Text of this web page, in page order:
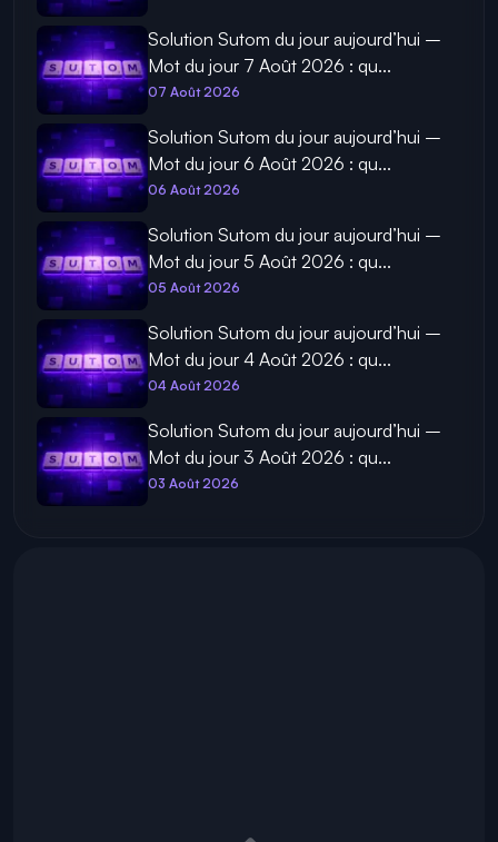
Solution Sutom du jour aujourd’hui –
Mot du jour 7 Août 2026 : qu...
07 Août 2026
Solution Sutom du jour aujourd’hui –
Mot du jour 6 Août 2026 : qu...
06 Août 2026
Solution Sutom du jour aujourd’hui –
Mot du jour 5 Août 2026 : qu...
05 Août 2026
Solution Sutom du jour aujourd’hui –
Mot du jour 4 Août 2026 : qu...
04 Août 2026
Solution Sutom du jour aujourd’hui –
Mot du jour 3 Août 2026 : qu...
03 Août 2026